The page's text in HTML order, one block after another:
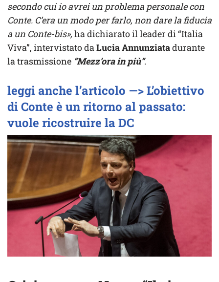
secondo cui io avrei un problema personale con
Conte. C’era un modo per farlo, non dare la fiducia
a un Conte-bis»,ha dichiarato il leader di “Italia
Viva”, intervistato daLucia Annunziatadurante
la trasmissione “Mezz’ora in più”.
leggi anche l’articolo —> L’obiettivo
di Conte è un ritorno al passato:
vuole ricostruire la DC